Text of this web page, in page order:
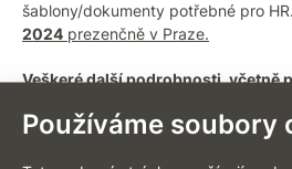
Používáme soubory
šablony/dokumenty potřebné pro HR.
2024 prezenčně v Praze.
Veškeré další podrobnosti, včetně